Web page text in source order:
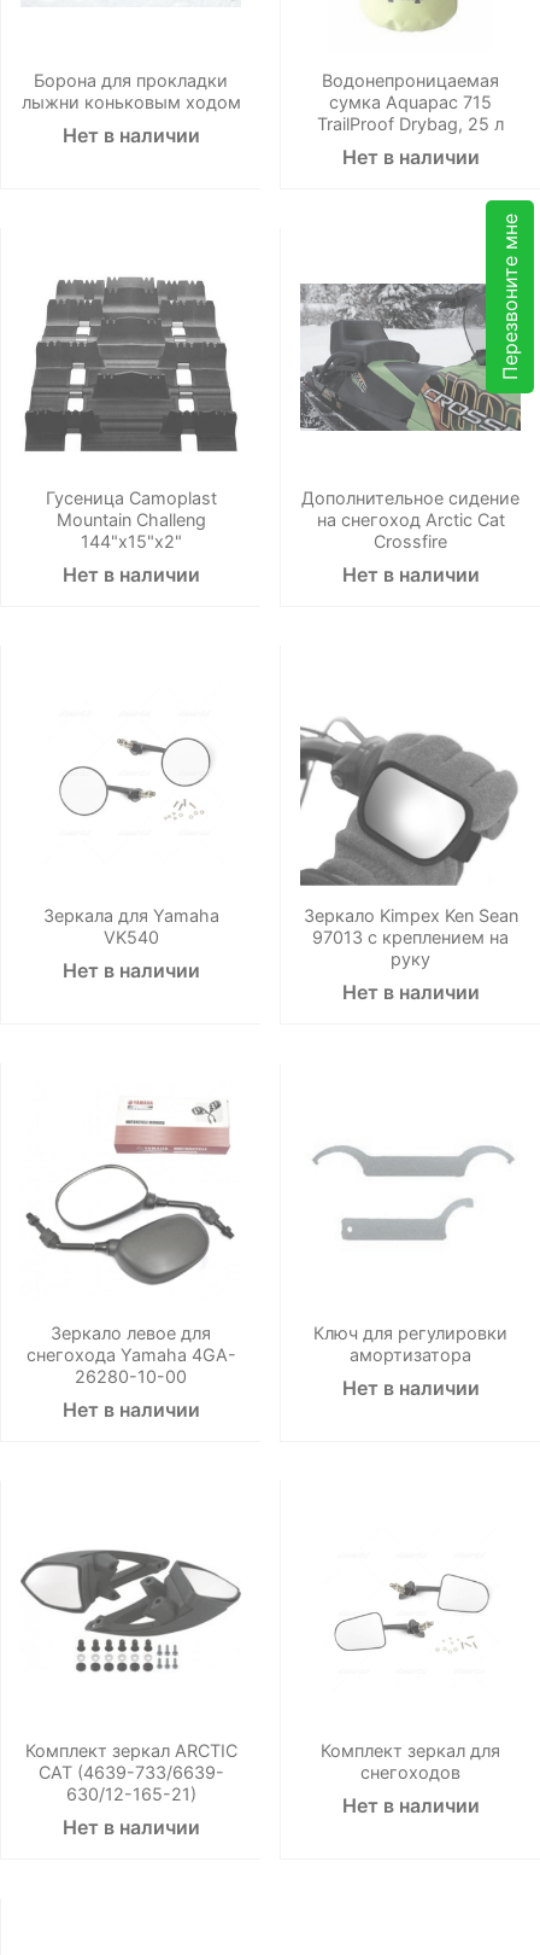
Перезвоните мне
Борона для прокладки
лыжни коньковым ходом
Нет в наличии
Водонепроницаемая
сумка Aquapac 715
TrailProof Drybag, 25 л
Нет в наличии
Гусеница Camoplast
Mountain Challeng
144"x15"x2"
Нет в наличии
Дополнительное сидение
на снегоход Arctic Cat
Crossfire
Нет в наличии
Зеркала для Yamaha
VK540
Нет в наличии
Зеркало Kimpex Ken Sean
97013 с креплением на
руку
Нет в наличии
Зеркало левое для
снегохода Yamaha 4GA-
26280-10-00
Нет в наличии
Ключ для регулировки
амортизатора
Нет в наличии
Комплект зеркал ARCTIC
CAT (4639-733/6639-
630/12-165-21)
Нет в наличии
Комплект зеркал для
снегоходов
Нет в наличии